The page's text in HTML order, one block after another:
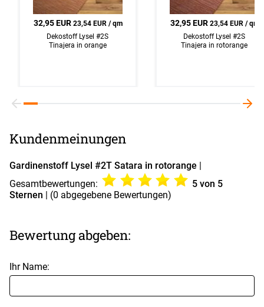
32,95 EUR 23,54 EUR / qm
Dekostoff Lysel #2S
Tinajera in orange
32,95 EUR 23,54 EUR / qm
Dekostoff Lysel #2S
Tinajera in rotorange
Kundenmeinungen
Gardinenstoff Lysel #2T Satara in rotorange |
Gesamtbewertungen:
5von 5
Sternen
| (0 abgegebene Bewertungen)
Bewertung abgeben:
Ihr Name: